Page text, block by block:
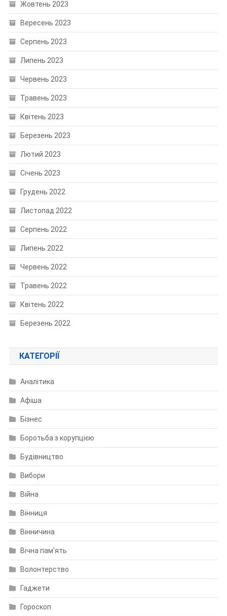
Жовтень 2023
Вересень 2023
Серпень 2023
Липень 2023
Червень 2023
Травень 2023
Квітень 2023
Березень 2023
Лютий 2023
Січень 2023
Грудень 2022
Листопад 2022
Серпень 2022
Липень 2022
Червень 2022
Травень 2022
Квітень 2022
Березень 2022
КАТЕГОРІЇ
Аналітика
Афіша
Бізнес
Боротьба з корупцією
Будівництво
Вибори
Війна
Вінниця
Вінничина
Вічна пам'ять
Волонтерство
Гаджети
Гороскоп